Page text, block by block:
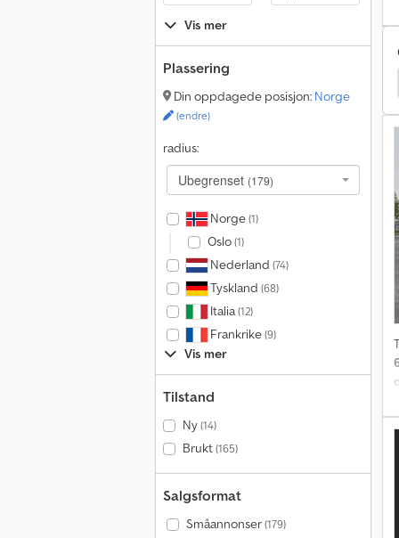
Vis mer
Plassering
Din oppdagede posisjon: Norge
(endre)
radius:
Ubegrenset (179)
Norge(1)
Oslo(1)
Nederland (74)
Tyskland (68)
Italia(12)
Frankrike(9)
Vis mer
Tilstand
Ny(14)
Brukt(165)
Salgsformat
Småannonser(179)